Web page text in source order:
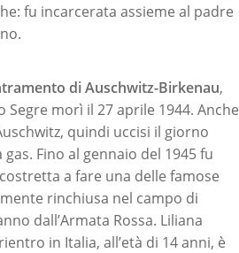
fu incarcerata assieme al padre
di Auschwitz-Birkenau,
morì il 27 aprile 1944. Anche
quindi uccisi il giorno
Fino al gennaio del 1945 fu
a fare una delle famose
rinchiusa nel campo di
dall’Armata Rossa. Liliana
in Italia, all’età di 14 anni, è